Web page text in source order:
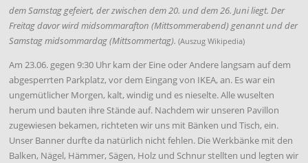
dem Samstag gefeiert, der zwischen dem 20. und dem 26. Juni liegt. Der
Freitag davor wird midsommarafton (Mittsommerabend) genannt und der
Samstag midsommardag (Mittsommertag). (Auszug Wikipedia)
Am 23.06. gegen 9:30 Uhr kam der Eine oder Andere langsam auf dem
abgesperrten Parkplatz, vor dem Eingang von IKEA, an. Es war ein
ungemütlicher Morgen, kalt, windig und es nieselte. Alle wuselten
herum und bauten ihre Stände auf. Nachdem wir unseren Pavillon
zugewiesen bekamen, richteten wir uns mit Bänken und Tisch, ein.
Unser Banner durfte da natürlich nicht fehlen. Die Werkbänke mit den
Balken, Nägel, Hämmer, Sägen, Holz und Schnur stellten und legten wir